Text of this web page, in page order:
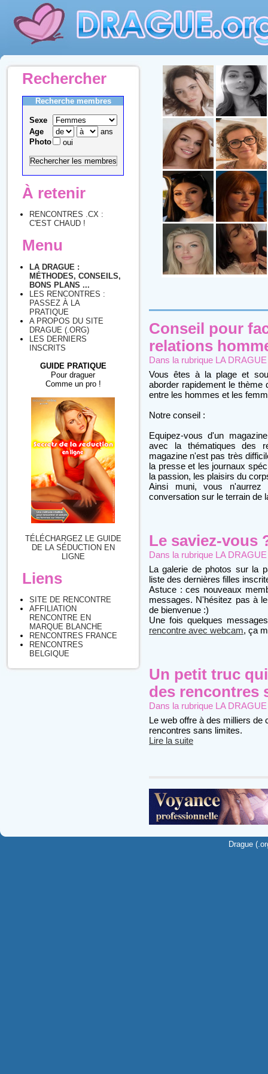
Rechercher
Recherche membres
Sexe
Age
ans
Photo
oui
À retenir
RENCONTRES .CX :
C'EST CHAUD !
Menu
LA DRAGUE :
MÉTHODES, CONSEILS,
BONS PLANS ...
LES RENCONTRES :
PASSEZ À LA
PRATIQUE
A PROPOS DU SITE
DRAGUE (.ORG)
LES DERNIERS
INSCRITS
GUIDE PRATIQUE
Pour draguer
Comme un pro !
TÉLÉCHARGEZ LE GUIDE
DE LA SÉDUCTION EN
LIGNE
Liens
SITE DE RENCONTRE
AFFILIATION
RENCONTRE EN
MARQUE BLANCHE
RENCONTRES FRANCE
RENCONTRES
BELGIQUE
Conseil pour
relations
Dans la rubrique LA
Vous êtes à la plage et
aborder rapidement le thème
entre les hommes et les
Notre conseil :
Equipez-vous d'un
avec la thématiques des
magazine n'est pas très
la presse et les journaux
la passion, les plaisirs du
Ainsi muni, vous n'aurrez
conversation sur le terrain de
Le saviez-vous
Dans la rubrique LA
La galerie de photos sur la
liste des dernières filles
Astuce : ces nouveaux
messages. N'hésitez pas à
de bienvenue :)
Une fois quelques
rencontre avec webcam, ça
Un petit truc
des rencontres
Dans la rubrique LA
Le web offre à des milliers de
rencontres sans limites.
Lire la suite
Drague